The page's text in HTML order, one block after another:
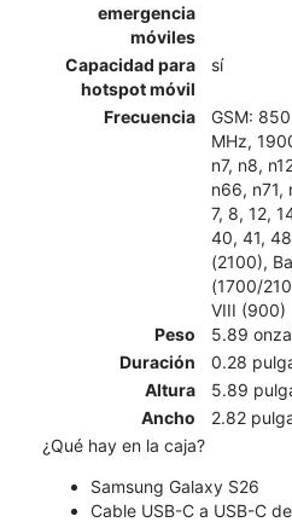
emergencia
móviles
Capacidad para
hotspot móvil
sí
Frecuencia
GSM:
MHz,
n7, n8,
n66, n71,
7, 8, 12,
40, 41,
(2100),
(1700/
VIII (900)
Peso
5.89
Duración
0.28
Altura
5.89
Ancho
2.82
¿Qué hay en la caja?
Samsung Galaxy S26
Cable USB-C a USB-C